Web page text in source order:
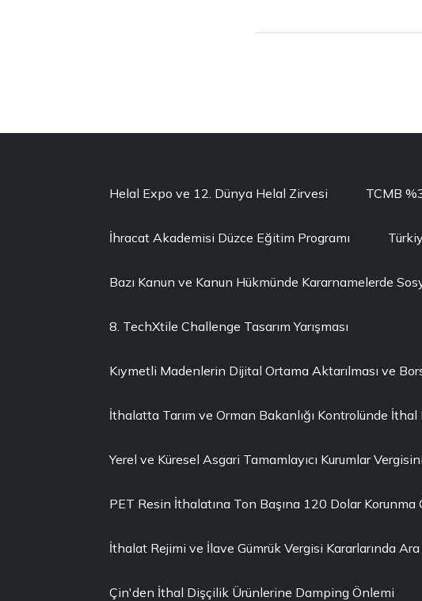
Helal Expo ve 12. Dünya Helal Zirvesi TCMB
İhracat Akademisi Düzce Eğitim Programı
Bazı Kanun ve Kanun Hükmünde Kararnamelerde
8. TechXtile Challenge Tasarım Yarışması
Kıymetli Madenlerin Dijital Ortama Aktarılması ve
İthalatta Tarım ve Orman Bakanlığı Kontrolünde
Yerel ve Küresel Asgari Tamamlayıcı Kurumlar
PET Resin İthalatına Ton Başına 120 Dolar Korunma
İthalat Rejimi ve İlave Gümrük Vergisi Kararlarında Ara
Çin'den İthal Dişçilik Ürünlerine Damping Önlemi